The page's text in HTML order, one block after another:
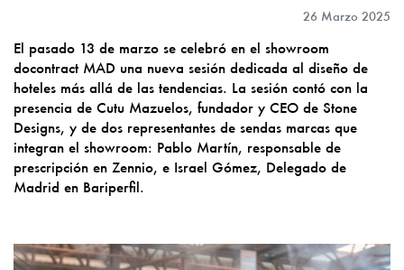
26 Marzo 2025
El pasado 13 de marzo se celebró en el showroom
docontract MAD una nueva sesión dedicada al diseño de
hoteles más allá de las tendencias. La sesión contó con la
presencia de Cutu Mazuelos, fundador y CEO de Stone
Designs, y de dos representantes de sendas marcas que
integran el showroom: Pablo Martín, responsable de
prescripción en Zennio, e Israel Gómez, Delegado de
Madrid en Bariperfil.